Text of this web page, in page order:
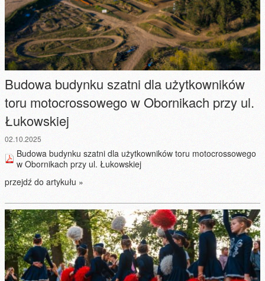
Budowa budynku szatni dla użytkowników
toru motocrossowego w Obornikach przy ul.
Łukowskiej
02.10.2025
Budowa budynku szatni dla użytkowników toru motocrossowego
w Obornikach przy ul. Łukowskiej
przejdź do artykułu »